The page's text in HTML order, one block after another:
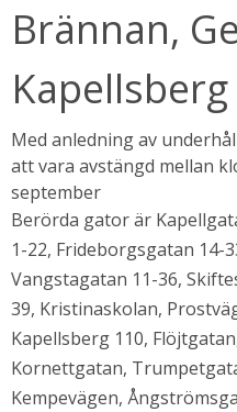
i nytt fönster.
Brännan,
Med anledning av
att vara avstängd mellan
september
Berörda gator är
1-22, Frideborgsgatan 14-
Vangstagatan 11-36,
39, Kristinaskolan,
Kapellsberg 110,
Kornettgatan,
Kempevägen,